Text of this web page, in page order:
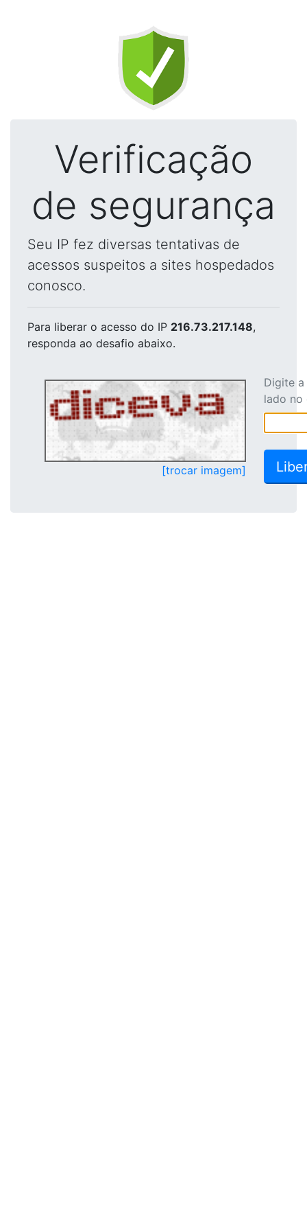
Verificação
de segurança
Seu IP fez diversas tentativas de
acessos suspeitos a sites hospedados
conosco.
Para liberar o acesso do IP 216.73.217.148,
responda ao desafio abaixo.
[trocar imagem]
Digite
lado no